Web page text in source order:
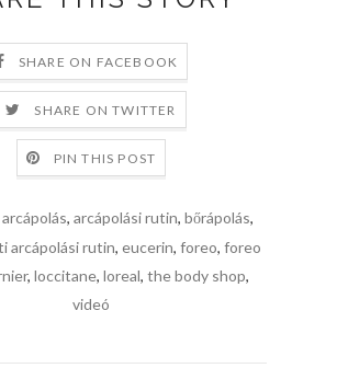
SHARE ON FACEBOOK
SHARE ON TWITTER
PIN THIS POST
arcápolás, arcápolási rutin, bőrápolás,
arcápolási rutin, eucerin, foreo, foreo
, loccitane, loreal, the body shop,
videó